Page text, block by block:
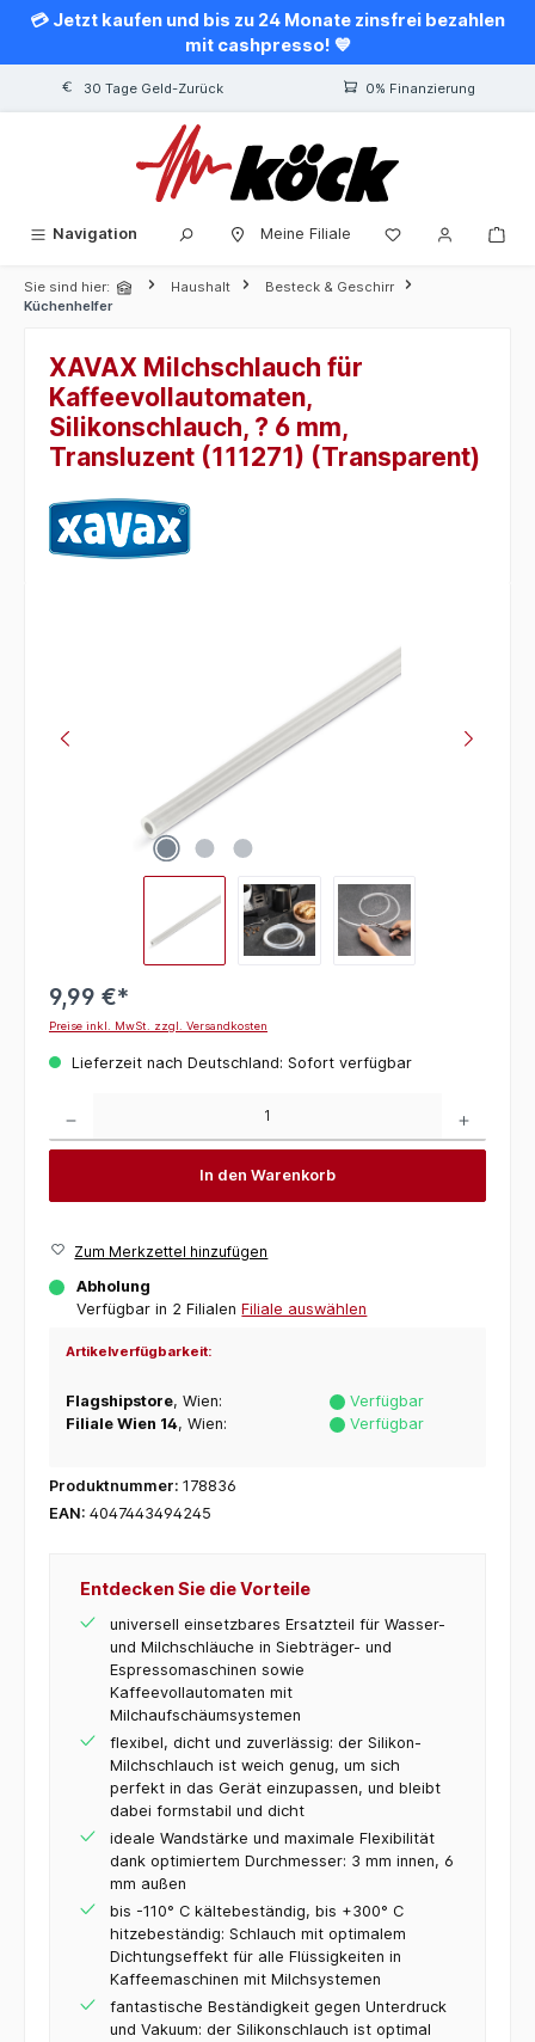
springen
💳 Jetzt kaufen und bis zu 24 Monate zinsfrei bezahlen
mit cashpresso! 💙
30 Tage Geld-Zurück 0% Finanzierung
Navigation Meine Filiale
Sie sind hier: Haushalt
Besteck & Geschirr
Küchenhelfer
XAVAX Milchschlauch für
Kaffeevollautomaten,
Silikonschlauch, ? 6 mm,
Transluzent (111271) (Transparent)
9,99 €*
Preise inkl. MwSt. zzgl. Versandkosten
Lieferzeit nach Deutschland: Sofort verfügbar
In den Warenkorb
Zum Merkzettel hinzufügen
Abholung
Verfügbar in 2 Filialen Filiale auswählen
Artikelverfügbarkeit:
Flagshipstore, Wien:
Verfügbar
Filiale Wien 14, Wien: Verfügbar
Produktnummer: 178836
EAN: 4047443494245
Entdecken Sie die Vorteile
universell einsetzbares Ersatzteil für Wasser-
und Milchschläuche in Siebträger- und
Espressomaschinen sowie
Kaffeevollautomaten mit
Milchaufschäumsystemen
flexibel, dicht und zuverlässig: der Silikon-
Milchschlauch ist weich genug, um sich
perfekt in das Gerät einzupassen, und bleibt
dabei formstabil und dicht
ideale Wandstärke und maximale Flexibilität
dank optimiertem Durchmesser: 3 mm innen, 6
mm außen
bis -110° C kältebeständig, bis +300° C
hitzebeständig: Schlauch mit optimalem
Dichtungseffekt für alle Flüssigkeiten in
Kaffeemaschinen mit Milchsystemen
fantastische Beständigkeit gegen Unterdruck
und Vakuum: der Silikonschlauch ist optimal